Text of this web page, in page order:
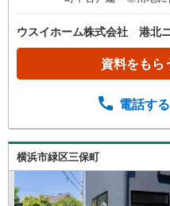
静な街並みの為、静
部屋広さの確保がで
す。◎カースペース2
ださい） ◎お子様・
ウスイホーム株式会社 港北
資料をもら
電話する
横浜市緑区三保町